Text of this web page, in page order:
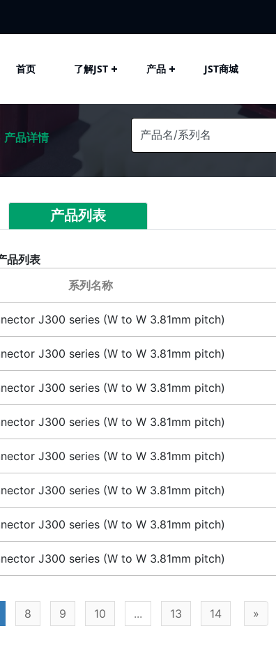
首页 了解JST 产品 JST商城
产品详情
产品列表
品列表
系列名称
J300 series (W to W 3.81mm pitch)
J300 series (W to W 3.81mm pitch)
J300 series (W to W 3.81mm pitch)
J300 series (W to W 3.81mm pitch)
J300 series (W to W 3.81mm pitch)
J300 series (W to W 3.81mm pitch)
J300 series (W to W 3.81mm pitch)
J300 series (W to W 3.81mm pitch)
8 9 10 ... 13 14 »